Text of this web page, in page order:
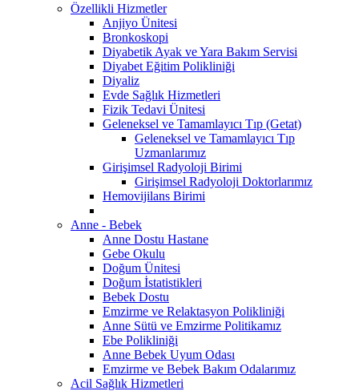
Özellikli Hizmetler
Anjiyo Ünitesi
Bronkoskopi
Diyabetik Ayak ve Yara Bakım Servisi
Diyabet Eğitim Polikliniği
Diyaliz
Evde Sağlık Hizmetleri
Fizik Tedavi Ünitesi
Geleneksel ve Tamamlayıcı Tıp (Getat)
Geleneksel ve Tamamlayıcı Tıp
Uzmanlarımız
Girişimsel Radyoloji Birimi
Girişimsel Radyoloji Doktorlarımız
Hemovijilans Birimi
Anne - Bebek
Anne Dostu Hastane
Gebe Okulu
Doğum Ünitesi
Doğum İstatistikleri
Bebek Dostu
Emzirme ve Relaktasyon Polikliniği
Anne Sütü ve Emzirme Politikamız
Ebe Polikliniği
Anne Bebek Uyum Odası
Emzirme ve Bebek Bakım Odalarımız
Acil Sağlık Hizmetleri